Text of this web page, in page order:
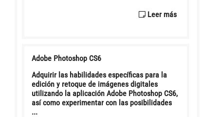
Leer más
Adobe Photoshop CS6
Adquirir las habilidades específicas para la
edición y retoque de imágenes digitales
utilizando la aplicación Adobe Photoshop CS6,
así como experimentar con las posibilidades
...